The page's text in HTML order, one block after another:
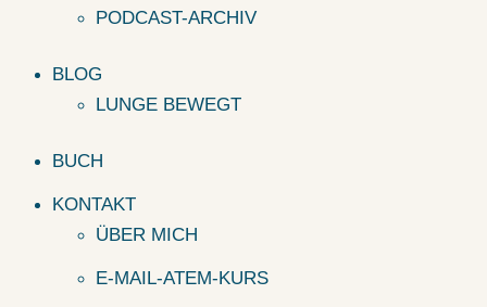
PODCAST-ARCHIV
BLOG
LUNGE BEWEGT
BUCH
KONTAKT
ÜBER MICH
E-MAIL-ATEM-KURS